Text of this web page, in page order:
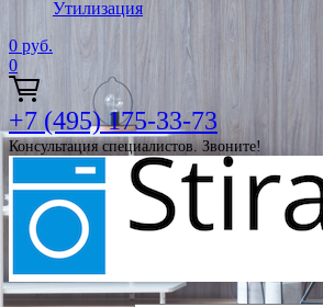
Утилизация
0 руб.
0
+7 (495) 175-33-73
Консультация специалистов. Звоните!